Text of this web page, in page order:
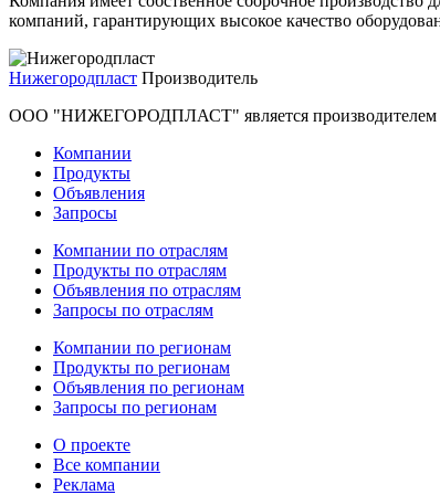
компаний, гарантирующих высокое качество
Нижегородпласт Производитель
ООО "НИЖЕГОРОДПЛАСТ" является производителем и
Компании
Продукты
Объявления
Запросы
Компании по отраслям
Продукты по отраслям
Объявления по отраслям
Запросы по отраслям
Компании по регионам
Продукты по регионам
Объявления по регионам
Запросы по регионам
О проекте
Все компании
Реклама